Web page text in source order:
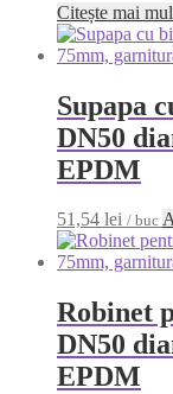
Citește mai
Supapa
DN50
EPDM
51,54 lei / buc
Robinet
DN50
EPDM